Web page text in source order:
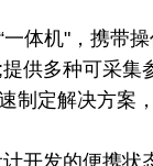
体机"，携带操
供多种可采集
制定解决方案
开发的便携状